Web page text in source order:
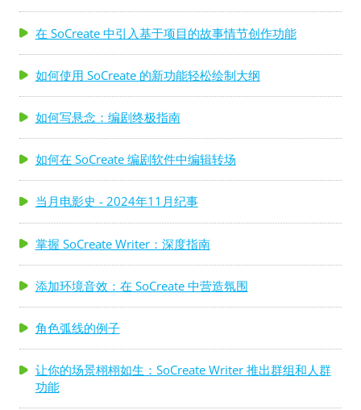
在 SoCreate 中引入基于项目的故事情节创作功能
如何使用 SoCreate 的新功能轻松绘制大纲
如何写悬念：编剧终极指南
如何在 SoCreate 编剧软件中编辑转场
当月电影史 - 2024年11月纪事
掌握 SoCreate Writer：深度指南
添加环境音效：在 SoCreate 中营造氛围
角色弧线的例子
让你的场景栩栩如生：SoCreate Writer 推出群组和人群
功能